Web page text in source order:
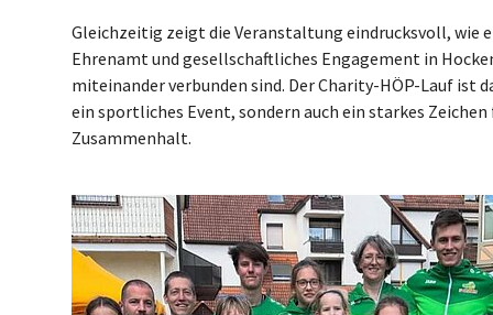
Gleichzeitig zeigt die Veranstaltung eindrucksvoll, wie
Ehrenamt und gesellschaftliches Engagement in
miteinander verbunden sind. Der Charity-HÖP-Lauf ist
ein sportliches Event, sondern auch ein starkes
Zusammenhalt.